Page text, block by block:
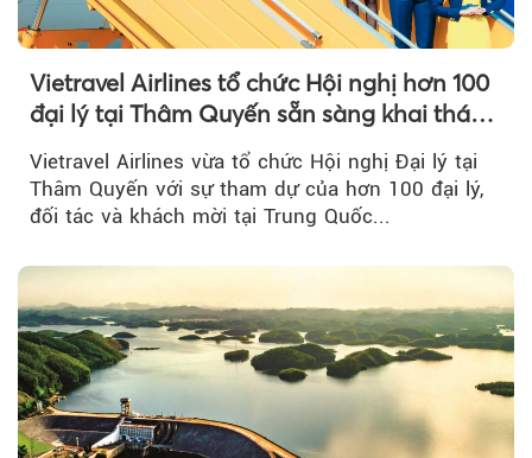
Vietravel Airlines tổ chức Hội nghị hơn 100
đại lý tại Thâm Quyến sẵn sàng khai thác
đường bay thẳng TP.HCM - Thâm Quyến
Vietravel Airlines vừa tổ chức Hội nghị Đại lý tại
Thâm Quyến với sự tham dự của hơn 100 đại lý,
đối tác và khách mời tại Trung Quốc...